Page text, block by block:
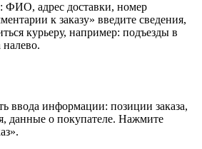
ФИО, адрес доставки, номер
к заказу» введите сведения,
курьеру, например: подъезды в
налево.
ввода информации: позиции заказа,
данные о покупателе. Нажмите